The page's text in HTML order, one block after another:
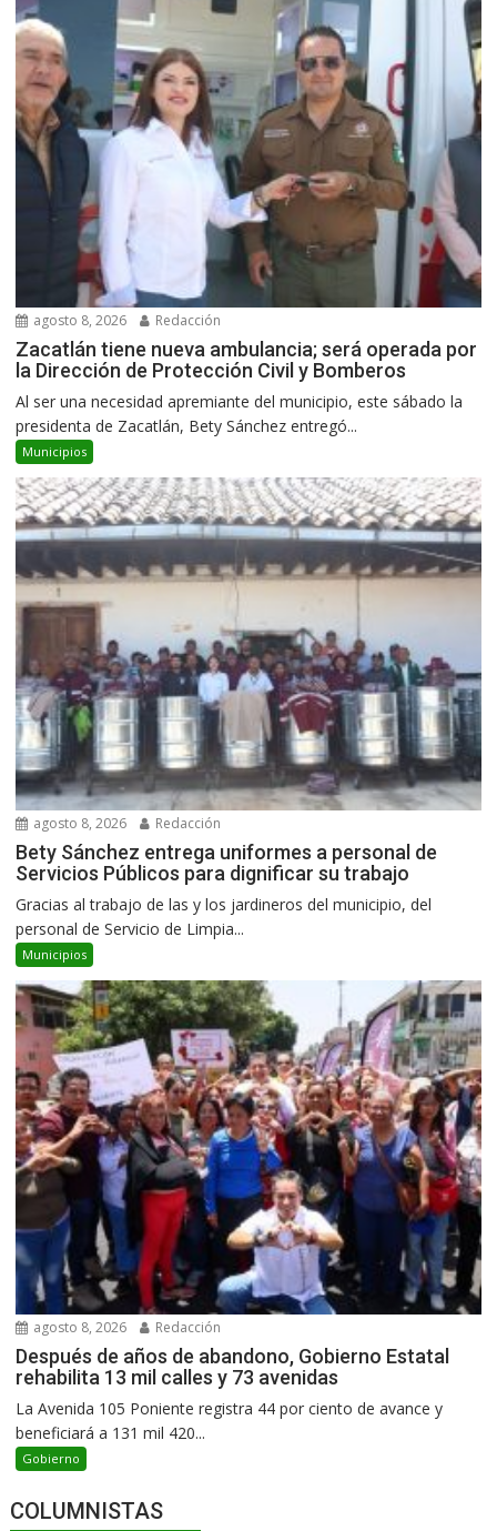
agosto 8, 2026 Redacción
Zacatlán tiene nueva ambulancia; será operada por
la Dirección de Protección Civil y Bomberos
Al ser una necesidad apremiante del municipio, este sábado la
presidenta de Zacatlán, Bety Sánchez entregó...
Municipios
agosto 8, 2026 Redacción
Bety Sánchez entrega uniformes a personal de
Servicios Públicos para dignificar su trabajo
Gracias al trabajo de las y los jardineros del municipio, del
personal de Servicio de Limpia...
Municipios
agosto 8, 2026 Redacción
Después de años de abandono, Gobierno Estatal
rehabilita 13 mil calles y 73 avenidas
La Avenida 105 Poniente registra 44 por ciento de avance y
beneficiará a 131 mil 420...
Gobierno
COLUMNISTAS